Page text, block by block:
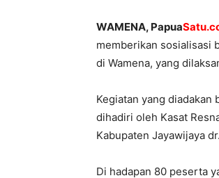
WAMENA, Papua
memberikan sosialisasi
di Wamena, yang
Kegiatan yang diadakan
dihadiri oleh Kasat
Kabupaten Jayawijaya
Di hadapan 80 peserta